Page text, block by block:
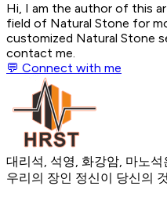
Hi, I am the author of this
field of Natural Stone for
customized Natural Stone
contact me.
💬 Connect with me
대리석, 석영, 화강암, 마노
우리의 장인 정신이 당신의